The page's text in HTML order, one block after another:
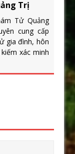
Trị
Tử Quảng
cung cấp
gia đình, hôn
xác minh